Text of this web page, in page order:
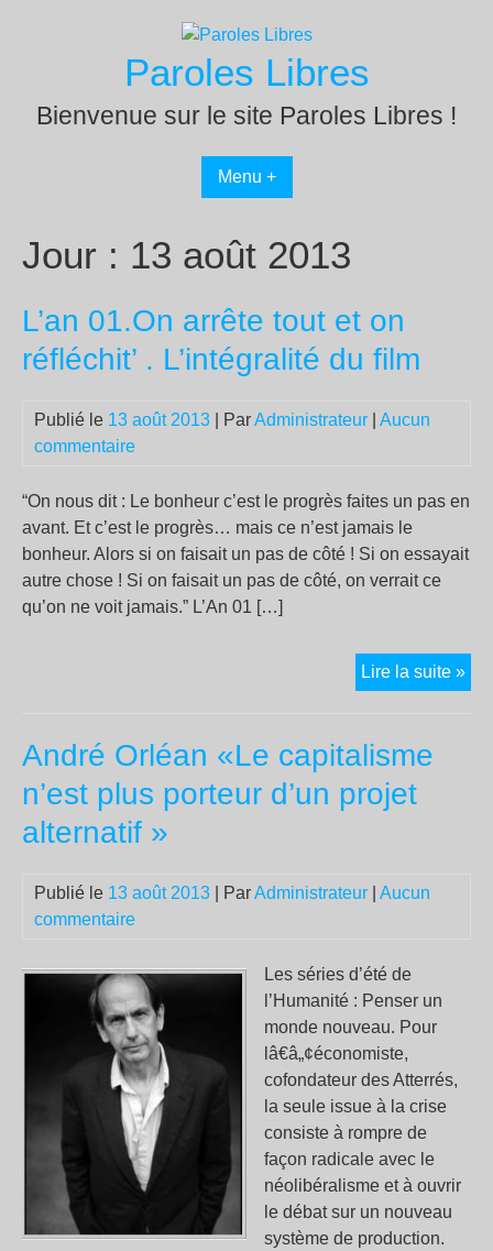
Paroles Libres
Bienvenue sur le site Paroles Libres !
Menu +
Jour : 13 août 2013
L’an 01.On arrête tout et on
réfléchit’ . L’intégralité du film
Publié le 13 août 2013 | ParAdministrateur
Aucun
commentaire
“On nous dit : Le bonheur c’est le progrès faites un pas en
avant. Et c’est le progrès… mais ce n’est jamais le
bonheur. Alors si on faisait un pas de côté ! Si on essayait
autre chose ! Si on faisait un pas de côté, on verrait ce
qu’on ne voit jamais.” L’An 01 […]
Lire la suite »
André Orléan «Le capitalisme
n’est plus porteur d’un projet
alternatif »
Publié le 13 août 2013 | ParAdministrateur
Aucun
commentaire
Les séries d’été de
l’Humanité : Penser un
monde nouveau. Pour
lâ€â„¢économiste,
cofondateur des Atterrés,
la seule issue à la crise
consiste à rompre de
façon radicale avec le
néolibéralisme et à ouvrir
le débat sur un nouveau
système de production.